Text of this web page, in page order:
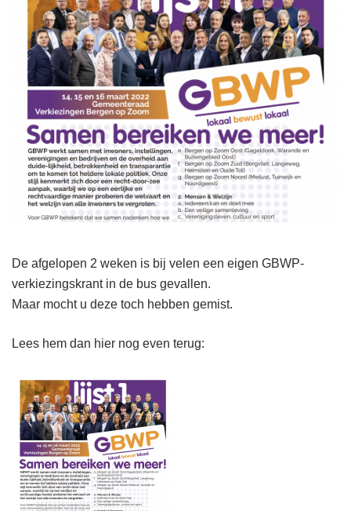
De afgelopen 2 weken is bij velen een eigen GBWP-
verkiezingskrant in de bus gevallen.
Maar mocht u deze toch hebben gemist.
Lees hem dan hier nog even terug: